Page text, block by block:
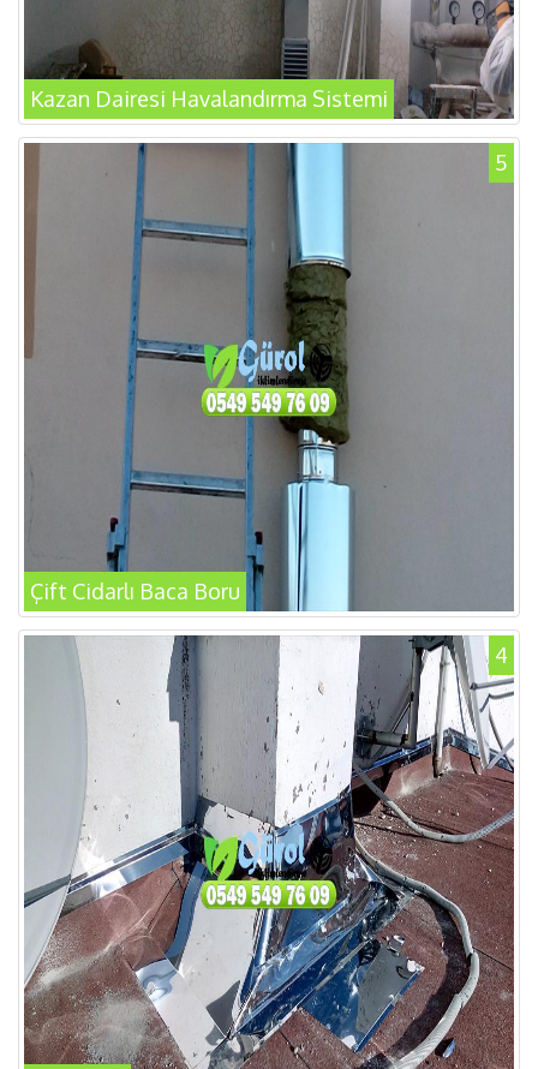
Kazan Dairesi Havalandırma Sistemi
5
Çift Cidarlı Baca Boru
4